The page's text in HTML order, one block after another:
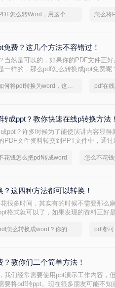
PDF怎么转Word，用这个方法试试
免费？这几个方法不容错过！
当然是可以的，如果你的PDF文件正
一样的，那么pdf怎么转换成ppt免费呢
如何将pdf转换为word，这个解决方法不容错过
成ppt？教你快速在线p转换方法！
ppt？许多时候为了能使演讲内容显得
PDF文件资料转交到PPT文件中，通
花钱怎么把pdf转成word 怎么不花
？这四种方法都可以转换！
很多时间，其实有的时候不需要那么
格式就可以了，如果发现的资料正好
pdf怎么转换成word？你的同事都在用 pdf都
？教你们二个简单方法！
我们经常需要使用ppt演示工作内容，
要将pdf转ppt。现在很多朋友可能不知